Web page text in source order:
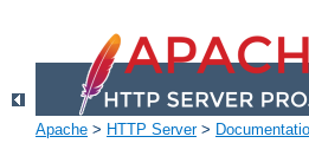
Apache > HTTP Server>